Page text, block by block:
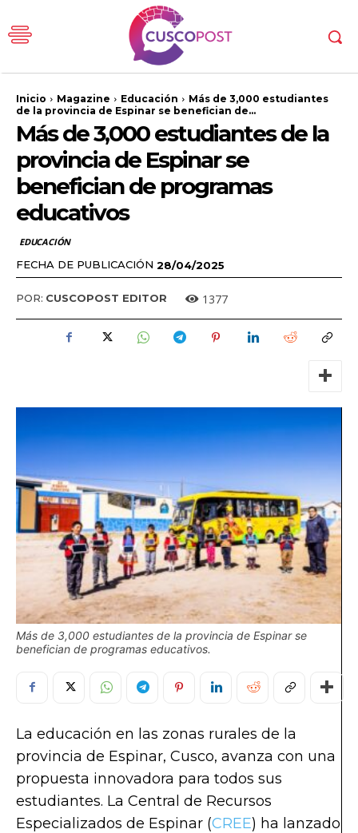
Inicio Magazine Educación
Más de 3,000 estudiantes
de la provincia de Espinar se benefician de...
Más de 3,000 estudiantes de la
provincia de Espinar se
benefician de programas
educativos
EDUCACIÓN
FECHA DE PUBLICACIÓN 28/04/2025
POR: CUSCOPOST EDITOR 1377
Más de 3,000 estudiantes de la provincia de Espinar se
benefician de programas educativos.
La educación en las zonas rurales de la
provincia de Espinar, Cusco, avanza con una
propuesta innovadora para todos sus
estudiantes. La Central de Recursos
Especializados de Espinar (CREE) ha lanzado